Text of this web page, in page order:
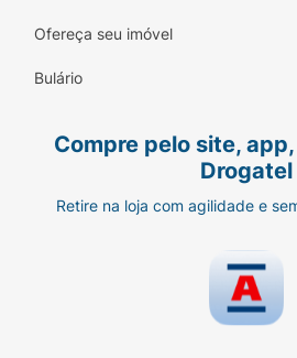
Ofereça seu imóvel
Bulário
Compre pelo site,
Drogatel
Retire na loja com agilidade e